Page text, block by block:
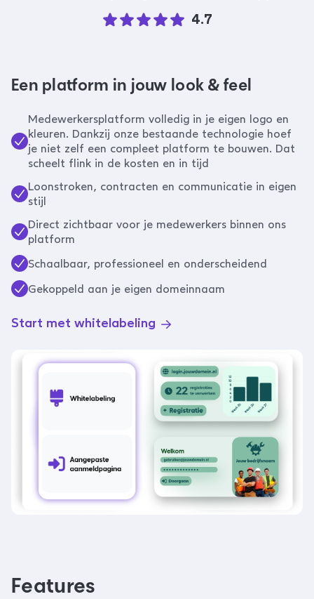
4.7
Een platform in jouw look & feel
Medewerkersplatform volledig in je eigen logo en
kleuren. Dankzij onze bestaande technologie hoef
je niet zelf een compleet platform te bouwen. Dat
scheelt flink in de kosten en in tijd
Loonstroken, contracten en communicatie in eigen
stijl
Direct zichtbaar voor je medewerkers binnen ons
platform
Schaalbaar, professioneel en onderscheidend
Gekoppeld aan je eigen domeinnaam
Start met whitelabeling
Features